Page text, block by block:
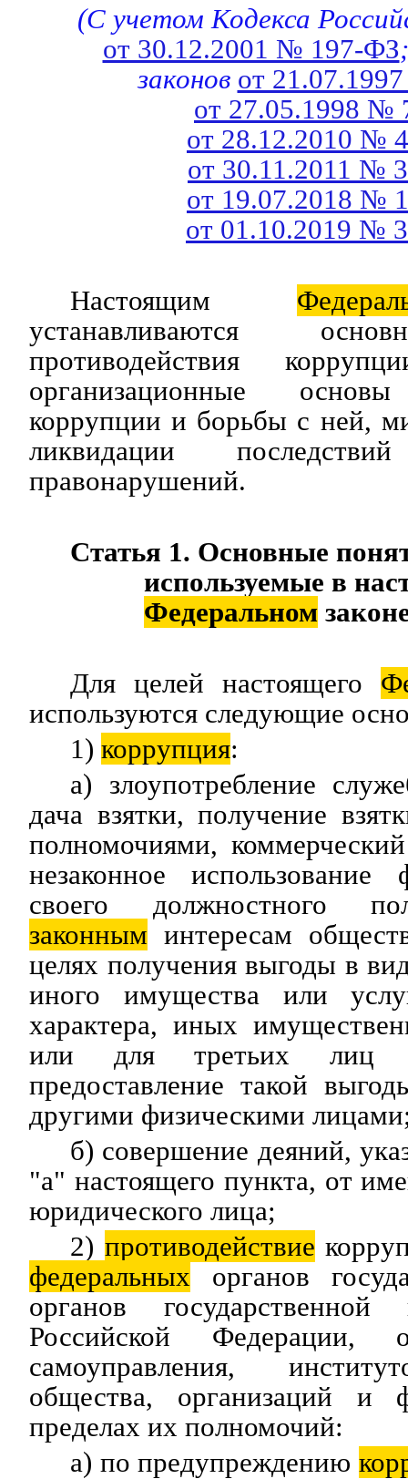
(С учетом Кодекса
от 30.12.2001 № 197-ФЗ
законов от
от 27.05.1998 №
от 28.12.2010 №
от 30.11.2011 №
от 19.07.2018 №
от 01.10.2019 №
Настоящим
устанавливаются
противодействия
организационные
коррупции и борьбы с ней,
ликвидации
правонарушений.
Статья 1. Основные
используемые в
Федеральном
Для целей настоящего
используются следующие
1) коррупция:
а) злоупотребление
дача взятки, получение
полномочиями,
незаконное
своего должностного
законным интересам
целях получения выгоды в
иного имущества или
характера, иных
или для третьих лиц
предоставление такой
другими физическими
б) совершение деяний,
"а" настоящего пункта, от
юридического лица;
2) противодействие
федеральных органов
органов государственной
Российской Федерации,
самоуправления,
общества, организаций и
пределах их полномочий:
а) по предупреждению